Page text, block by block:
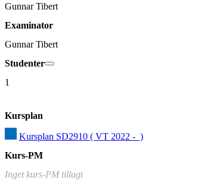
Gunnar Tibert
Examinator
Gunnar Tibert
Studenter
1
Kursplan
Kursplan SD2910 ( VT 2022 -  )
Kurs-PM
Inget kurs-PM tillagt